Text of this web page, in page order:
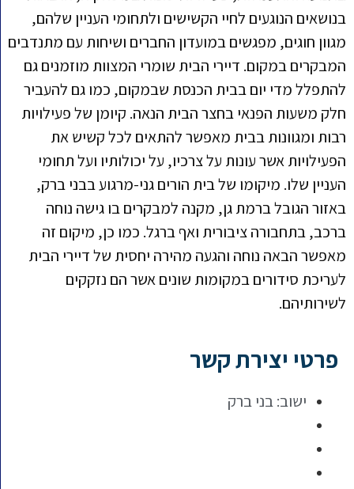
בנושאים הנוגעים לחיי הקשישים ולתחומי העניין שלהם,
מגוון חוגים, מפגשים במועדון החברים ושיחות עם מתנדבים
המבקרים במקום. דיירי הבית שומרי המצוות מוזמנים גם
להתפלל מדי יום בבית הכנסת שבמקום, כמו גם להעביר
חלק משעות הפנאי בחצר הבית הנאה. קיומן של פעילויות
רבות ומגוונות בבית מאפשר להתאים לכל קשיש את
הפעילויות אשר עונות על צרכיו, על יכולותיו ועל תחומי
העניין שלו. מיקומו של בית הורים גני-מרגוע בבני ברק,
באזור הגובל ברמת גן, מקנה למבקרים בו גישה נוחה
ברכב, בתחבורה ציבורית ואף ברגל. כמו כן, מיקום זה
מאפשר הבאה נוחה והגעה מהירה יחסית של דיירי הבית
לעריכת סידורים במקומות שונים אשר הם נזקקים
לשירותיהם.
פרטי יצירת קשר
ישוב:בני ברק